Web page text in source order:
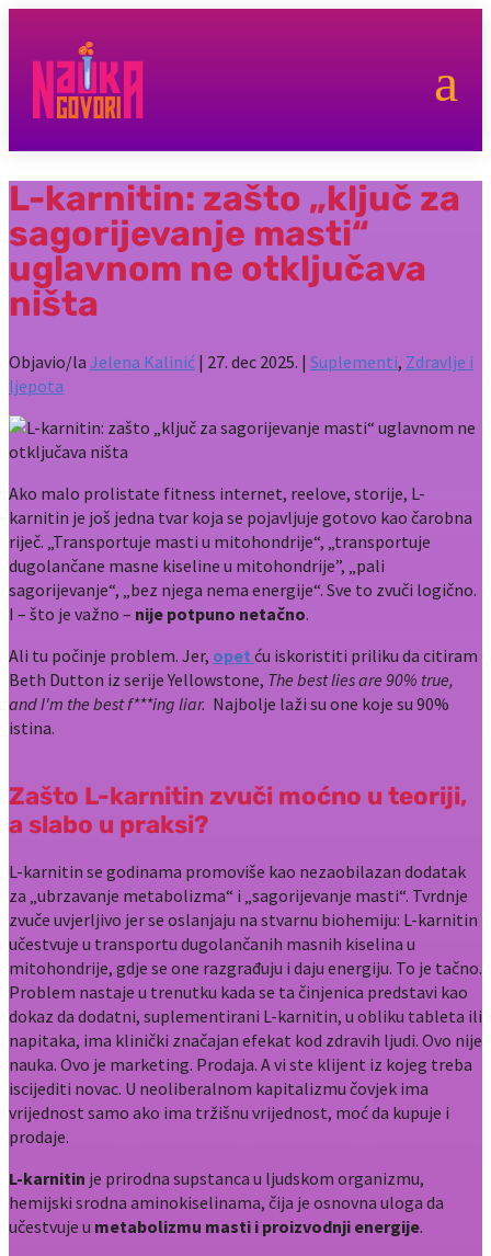
a
L-karnitin: zašto „ključ za
sagorijevanje masti“
uglavnom ne otključava
ništa
Objavio/la Jelena Kalinić | 27. dec 2025. | Suplementi, Zdravlje i
ljepota
Ako malo prolistate fitness internet, reelove, storije, L-
karnitin je još jedna tvar koja se pojavljuje gotovo kao čarobna
riječ. „Transportuje masti u mitohondrije“, „transportuje
dugolančane masne kiseline u mitohondrije”, „pali
sagorijevanje“, „bez njega nema energije“. Sve to zvuči logično.
I – što je važno – nije potpuno netačno.
Ali tu počinje problem. Jer, opet ću iskoristiti priliku da citiram
Beth Dutton iz serije Yellowstone, The best lies are 90% true,
and I'm the best f***ing liar. Najbolje laži su one koje su 90%
istina.
Zašto L-karnitin zvuči moćno u teoriji,
a slabo u praksi?
L-karnitin se godinama promoviše kao nezaobilazan dodatak
za „ubrzavanje metabolizma“ i „sagorijevanje masti“. Tvrdnje
zvuče uvjerljivo jer se oslanjaju na stvarnu biohemiju: L-karnitin
učestvuje u transportu dugolančanih masnih kiselina u
mitohondrije, gdje se one razgrađuju i daju energiju. To je tačno.
Problem nastaje u trenutku kada se ta činjenica predstavi kao
dokaz da dodatni, suplementirani L-karnitin, u obliku tableta ili
napitaka, ima klinički značajan efekat kod zdravih ljudi. Ovo nije
nauka. Ovo je marketing. Prodaja. A vi ste klijent iz kojeg treba
iscijediti novac. U neoliberalnom kapitalizmu čovjek ima
vrijednost samo ako ima tržišnu vrijednost, moć da kupuje i
prodaje.
L-karnitin je prirodna supstanca u ljudskom organizmu,
hemijski srodna aminokiselinama, čija je osnovna uloga da
učestvuje u metabolizmu masti i proizvodnji energije.